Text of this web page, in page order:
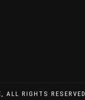
ALL RIGHTS RESERVED